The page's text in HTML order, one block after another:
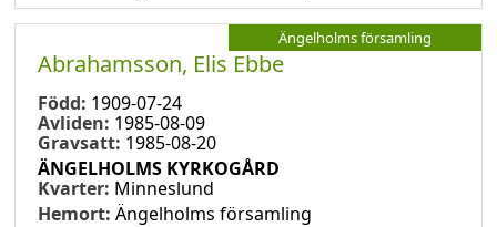
Ängelholms församling
Abrahamsson, Elis Ebbe
Född: 1909-07-24
Avliden: 1985-08-09
Gravsatt: 1985-08-20
ÄNGELHOLMS KYRKOGÅRD
Kvarter: Minneslund
Hemort: Ängelholms församling